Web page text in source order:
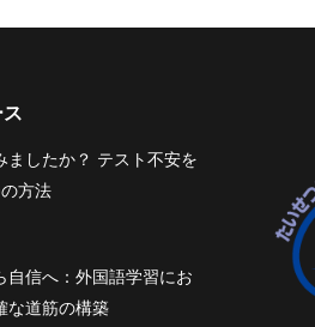
ましたか？ テスト不安を
方法
自信へ：外国語学習にお
な道筋の構築